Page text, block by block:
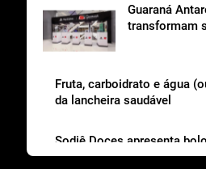
Guaraná
transformam
Fruta, carboidrato e água
da lancheira saudável
Sodiê Doces apresenta
Dia dos Pais